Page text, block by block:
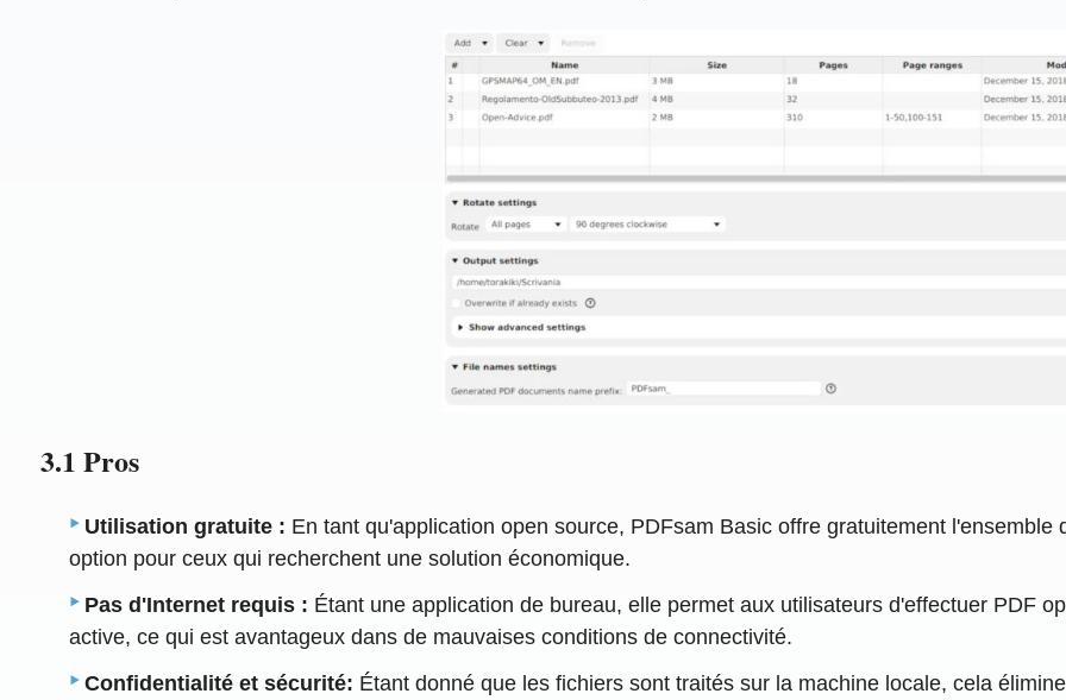
3.1 Pros
Utilisation gratuite : En tant qu'application open source, PDFsam Basic offre gratuitement
option pour ceux qui recherchent une solution économique.
Pas d'Internet requis : Étant une application de bureau, elle permet aux utilisateurs d'effectuer PDF
active, ce qui est avantageux dans de mauvaises conditions de connectivité.
Confidentialité et sécurité: Étant donné que les fichiers sont traités sur la machine locale, cela